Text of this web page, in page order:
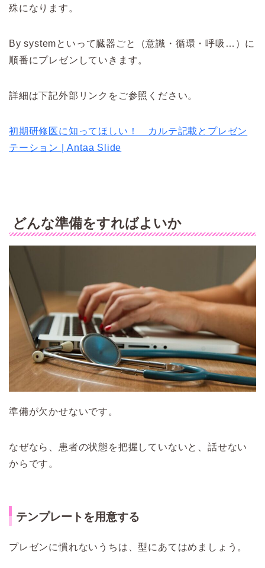
殊になります。
By systemといって臓器ごと（意識・循環・呼吸…）に
順番にプレゼンしていきます。
詳細は下記外部リンクをご参照ください。
初期研修医に知ってほしい！ カルテ記載とプレゼン
テーション | Antaa Slide
どんな準備をすればよいか
準備が欠かせないです。
なぜなら、患者の状態を把握していないと、話せない
からです。
テンプレートを用意する
プレゼンに慣れないうちは、型にあてはめましょう。